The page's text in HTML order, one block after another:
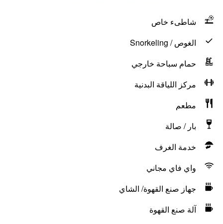
شاطىء خاص
الغوص / Snorkeling
حمام سباحة خارجي
مركز اللياقة البدنية
مطعم
بار / صالة
خدمة الغرف
واي فاي مجاني
جهاز صنع القهوة/ الشاي
آلة صنع القهوة